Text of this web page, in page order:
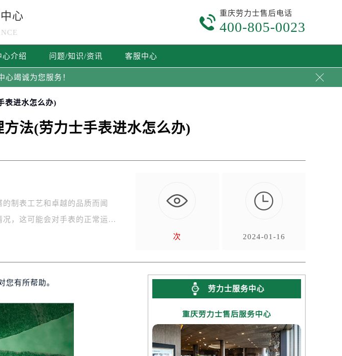
心 
重庆劳力士售后电话
400-805-0023
心介绍 问题/知识/资讯 客服中心
心竭诚为您服务！ 
表进水怎么办)
法(劳力士手表进水怎么办)
制表工艺和卓越的品质而闻
况，这可能会对手表的正常运…
次

2024-01-16
您有所帮助。
劳力士服务中心
重庆劳力士售后服务中心